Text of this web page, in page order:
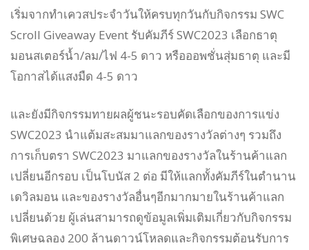
เริ่มจากทำเควสประจำวันให้ครบทุกวันกับกิจกรรม SWC
Scroll Giveaway Event รับคัมภีร์ SWC2023 เลือกธาตุ
มอนสเตอร์น้ำ/ลม/ไฟ 4-5 ดาว หรือออพชั่นสุ่มธาตุ และมี
โอกาสได้แสงมืด 4-5 ดาว
และยังมีกิจกรรมทายผลผู้ชนะรอบคัดเลือกของการแข่ง
SWC2023 นำแต้มสะสมมาแลกของรางวัลต่างๆ รวมถึง
การเก็บตรา SWC2023 มาแลกของรางวัลในร้านค้าแลก
เปลี่ยนอีกรอบ เป็นโบนัส 2 ต่อ มีให้แลกทั้งคัมภีร์ในตำนาน
เดวิลมอน และของรางวัลอื่นๆอีกมากมายในร้านค้าแลก
เปลี่ยนด้วย ผู้เล่นสามารถดูข้อมูลเพิ่มเติมเกี่ยวกับกิจกรรม
พิเศษฉลอง 200 ล้านดาวน์โหลดและกิจกรรมต้อนรับการ